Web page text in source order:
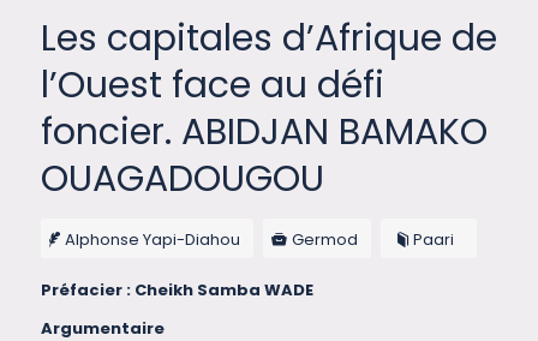
Les capitales d’Afrique de
l’Ouest face au défi
foncier. ABIDJAN BAMAKO
OUAGADOUGOU
Alphonse Yapi-Diahou Germod Paari
Préfacier : Cheikh Samba WADE
Argumentaire